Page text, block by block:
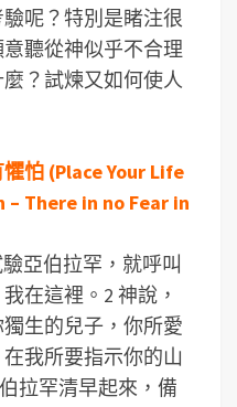
呢？特別是睹注很
聽從神似乎不合理
？試煉又如何使人
怕 (Place Your Life
– There in no Fear in
亞伯拉罕，就呼叫
在這裡。2 神說，
生的兒子，你所愛
我所要指示你的山
拉罕清早起來，備